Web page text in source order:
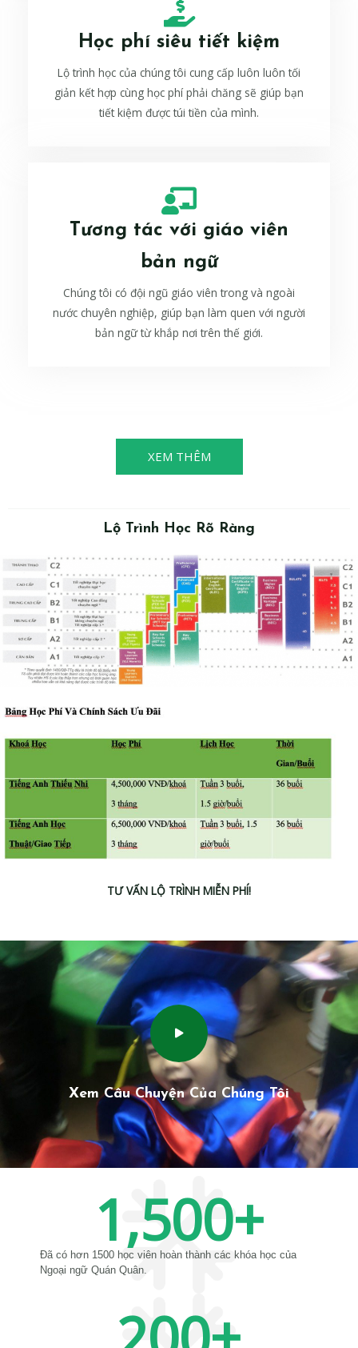
Học phí siêu tiết kiệm
Lộ trình học của chúng tôi cung cấp luôn luôn tối
giản kết hợp cùng học phí phải chăng sẽ giúp bạn
tiết kiệm được túi tiền của mình.
Tương tác với giáo viên
bản ngữ
Chúng tôi có đội ngũ giáo viên trong và ngoài
nước chuyên nghiệp, giúp bạn làm quen với người
bản ngữ từ khắp nơi trên thế giới.
XEM THÊM
Lộ Trình Học Rõ Ràng
TƯ VẤN LỘ TRÌNH MIỄN PHÍ!
Xem Câu Chuyện Của Chúng Tôi
Đã có hơn 1500 học viên hoàn thành các khóa học của
Ngoại ngữ Quán Quân.
1,500+